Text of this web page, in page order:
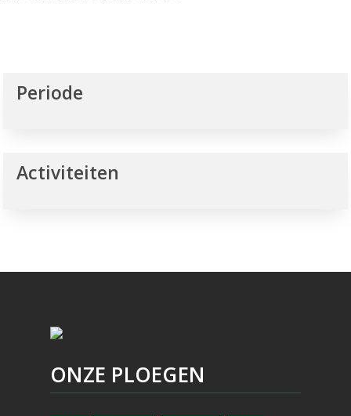
Periode
Activiteiten
ONZE PLOEGEN